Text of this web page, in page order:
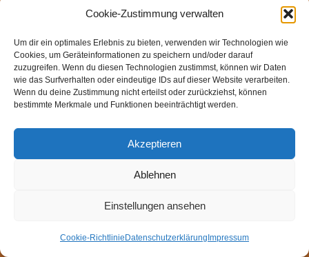
Cookie-Zustimmung verwalten
Um dir ein optimales Erlebnis zu bieten, verwenden wir Technologien wie
Cookies, um Geräteinformationen zu speichern und/oder darauf
zuzugreifen. Wenn du diesen Technologien zustimmst, können wir Daten
wie das Surfverhalten oder eindeutige IDs auf dieser Website verarbeiten.
Wenn du deine Zustimmung nicht erteilst oder zurückziehst, können
bestimmte Merkmale und Funktionen beeinträchtigt werden.
Akzeptieren
Ablehnen
Einstellungen ansehen
Cookie-Richtlinie Datenschutzerklärung Impressum